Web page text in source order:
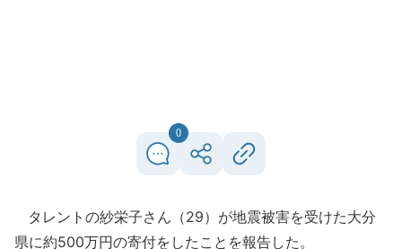
0
タレントの紗栄子さん（29）が地震被害を受けた大分
県に約500万円の寄付をしたことを報告した。